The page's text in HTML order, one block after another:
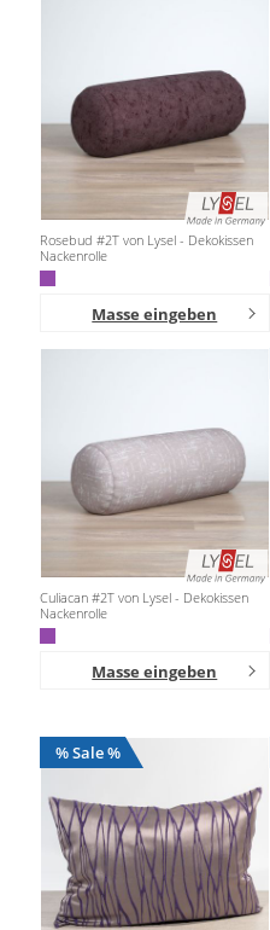
Rosebud #2T von Lysel - Dekokissen
Nackenrolle
Masse eingeben
Culiacan #2T von Lysel - Dekokissen
Nackenrolle
Masse eingeben
% Sale %